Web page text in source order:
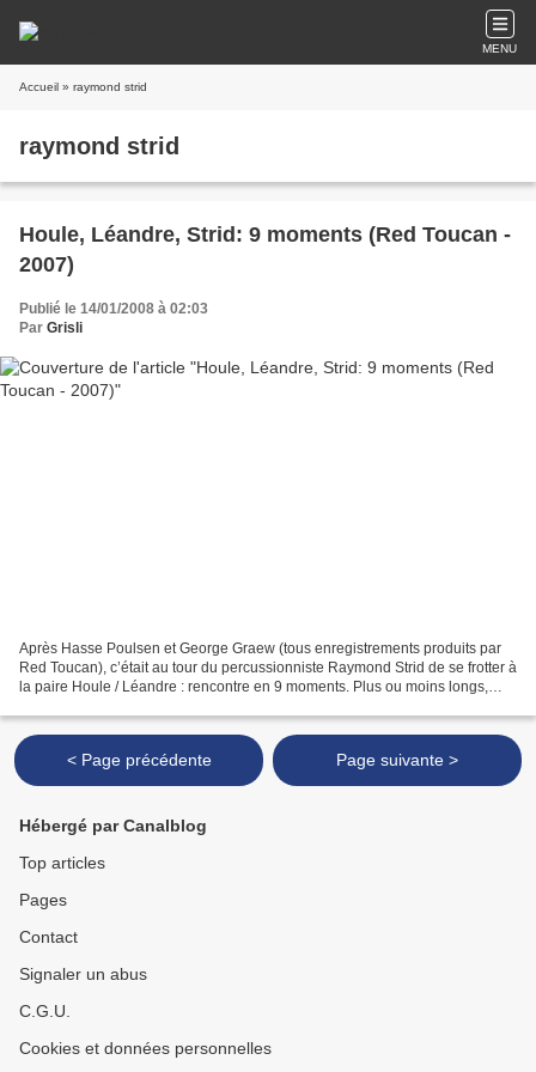
MENU
Accueil » raymond strid
raymond strid
Houle, Léandre, Strid: 9 moments (Red Toucan -
2007)
Publié le 14/01/2008 à 02:03
Par Grisli
Après Hasse Poulsen et George Graew (tous enregistrements produits par
Red Toucan), c’était au tour du percussionniste Raymond Strid de se frotter à
la paire Houle / Léandre : rencontre en 9 moments. Plus ou moins longs,
< Page précédente Page suivante >
Hébergé par Canalblog
Top articles
Pages
Contact
Signaler un abus
C.G.U.
Cookies et données personnelles